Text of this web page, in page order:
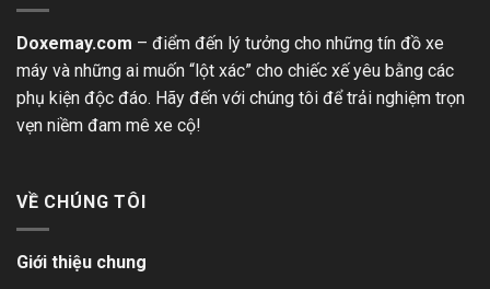
Doxemay.com – điểm đến lý tưởng cho những tín đồ xe
máy và những ai muốn “lột xác” cho chiếc xế yêu bằng các
phụ kiện độc đáo. Hãy đến với chúng tôi để trải nghiệm trọn
vẹn niềm đam mê xe cộ!
VỀ CHÚNG TÔI
Giới thiệu chung